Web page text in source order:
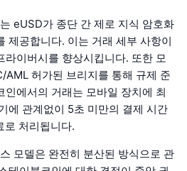
eUSD가 종단 간 제로 지식 암호화
제공합니다. 이는 거래 세부 사항이
라이버시를 향상시킵니다. 또한 모
AML 허가된 브리지를 통해 규제 준
인에서의 거래는 모바일 장치에 최
에 관계없이 5초 미만의 결제 시간
처리됩니다.
모델은 완전히 분산된 방식으로 관